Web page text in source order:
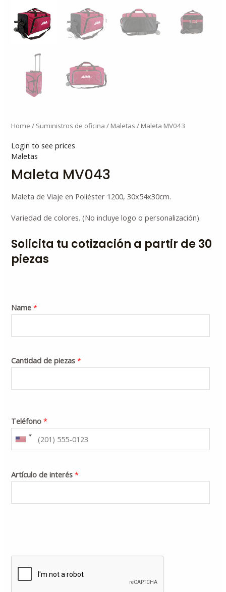
Home / Suministros de oficina / Maletas / Maleta MV043
Login to see prices
Maletas
Maleta MV043
Maleta de Viaje en Poliéster 1200, 30x54x30cm.
Variedad de colores. (No incluye logo o personalización).
Solicita tu cotización a partir de 30
piezas
Name*
Cantidad de piezas*
Teléfono*
Artículo de interés*